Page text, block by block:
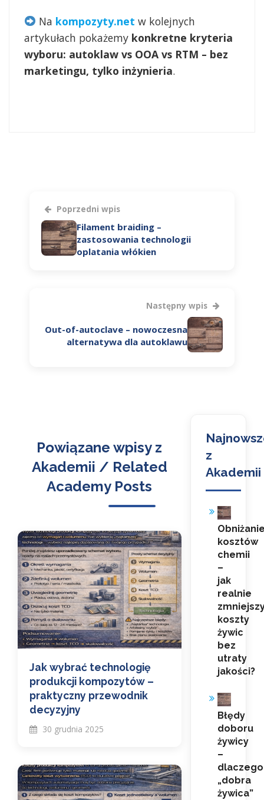
Na kompozyty.net w kolejnych
artykułach pokażemy konkretne kryteria
wyboru: autoklaw vs OOA vs RTM – bez
marketingu, tylko inżynieria.
Poprzedni wpis
Filament braiding –
zastosowania technologii
oplatania włókien
Następny wpis
Out-of-autoclave – nowoczesna
alternatywa dla autoklawu
z
Akademii
kosztów
chemii
–
jak
realnie
koszty
żywic
bez
utraty
jakości?
Błędy
doboru
żywicy
–
dlaczego
„dobra
żywica”
Powiązane wpisy z
Akademii / Related
Academy Posts
Jak wybrać technologię
produkcji kompozytów –
praktyczny przewodnik
decyzyjny
30 grudnia 2025